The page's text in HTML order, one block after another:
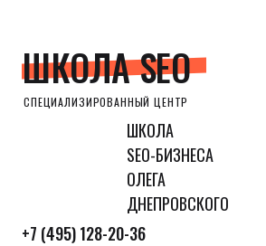
ШКОЛА SEO
СПЕЦИАЛИЗИРОВАННЫЙ ЦЕНТР
ШКОЛА
SEO-БИЗНЕСА
ОЛЕГА
ДНЕПРОВСКОГО
+7 (495) 128-20-36